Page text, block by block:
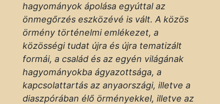
hagyományok ápolása egyúttal az
önmegőrzés eszközévé is vált. A közös
örmény történelmi emlékezet, a
közösségi tudat újra és újra tematizált
formái, a család és az egyén világának
hagyományokba ágyazottsága, a
kapcsolattartás az anyaországi, illetve a
diaszpórában élő örményekkel, illetve az